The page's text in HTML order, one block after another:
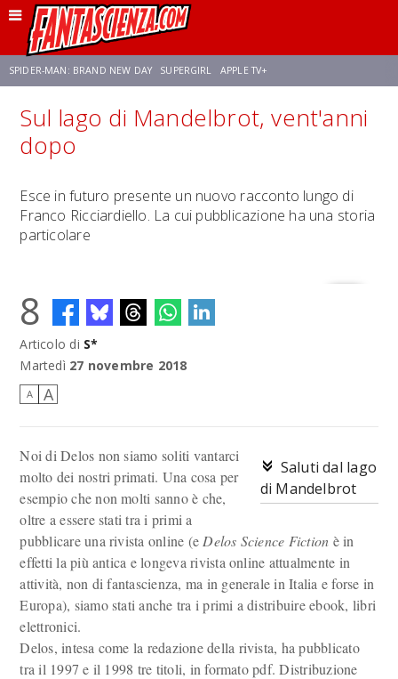
SPIDER-MAN: BRAND NEW DAY SUPERGIRL APPLE TV+
FRANCO RICCIARDIELLO ZENDAYA STAR TREK AVENGERS: DOOMSDAY
Sul lago di Mandelbrot, vent'anni
dopo
Esce in futuro presente un nuovo racconto lungo di
Franco Ricciardiello. La cui pubblicazione ha una storia
particolare
8
Articolo di S*
Martedì 27 novembre 2018
A A
Saluti dal lago
di Mandelbrot
Noi di Delos non siamo soliti vantarci
molto dei nostri primati. Una cosa per
esempio che non molti sanno è che,
oltre a essere stati tra i primi a
pubblicare una rivista online (e Delos Science Fiction è in
effetti la più antica e longeva rivista online attualmente in
attività, non di fantascienza, ma in generale in Italia e forse in
Europa), siamo stati anche tra i primi a distribuire ebook, libri
elettronici.
Delos, intesa come la redazione della rivista, ha pubblicato
tra il 1997 e il 1998 tre titoli, in formato pdf. Distribuzione